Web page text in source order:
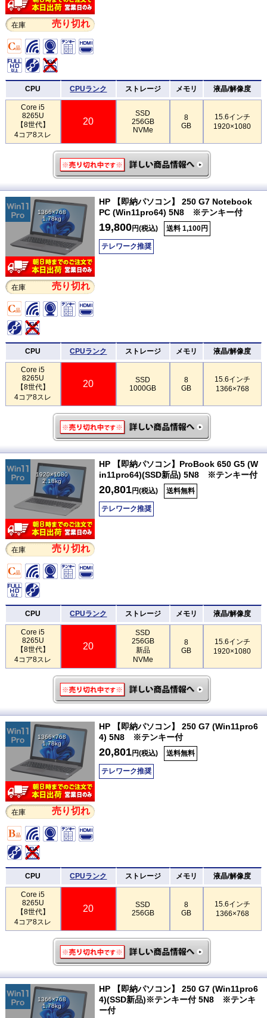
在庫 売り切れ
CPU CPUランク ストレージ メモリ 液晶/解像度
Core i5
8265U
【8世代】
4コア8スレ
20
SSD
256GB
NVMe
8
GB
15.6インチ
1920×1080
1366×768
1.78kg
在庫 売り切れ
HP 【即納パソコン】 250 G7 Notebook
PC (Win11pro64) 5N8 ※テンキー付
19,800円(税込) 送料 1,100円
テレワーク推奨
CPU CPUランク ストレージ メモリ 液晶/解像度
Core i5
8265U
【8世代】
4コア8スレ
20
SSD
1000GB
8
GB
15.6インチ
1366×768
1920×1080
2.18kg
在庫 売り切れ
HP 【即納パソコン】ProBook 650 G5 (W
in11pro64)(SSD新品) 5N8 ※テンキー付
20,801円(税込) 送料無料
テレワーク推奨
CPU CPUランク ストレージ メモリ 液晶/解像度
Core i5
8265U
【8世代】
4コア8スレ
20
SSD
256GB
新品
NVMe
8
GB
15.6インチ
1920×1080
1366×768
1.78kg
在庫 売り切れ
HP 【即納パソコン】 250 G7 (Win11pro6
4) 5N8 ※テンキー付
20,801円(税込) 送料無料
テレワーク推奨
CPU CPUランク ストレージ メモリ 液晶/解像度
Core i5
8265U
【8世代】
4コア8スレ
20
SSD
256GB
8
GB
15.6インチ
1366×768
1366×768
1.78kg
HP 【即納パソコン】 250 G7 (Win11pro6
4)(SSD新品)※テンキー付 5N8 ※テンキ
ー付